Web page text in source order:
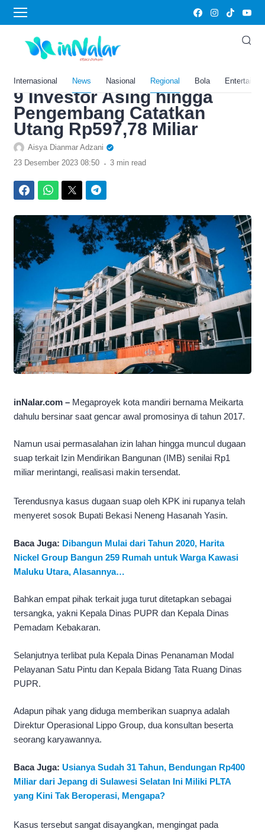
Internasional News Nasional Regional Bola
Home›News
Lippo Boncos Rp4,5 Triliun,
Megaproyek Meikarta di
Jawa Barat Ditinggal Bubar
9 Investor Asing hingga
Pengembang Catatkan
Utang Rp597,78 Miliar
Aisya Dianmar Adzani
23 Desember 2023 08:50 . 3 min read
inNalar.com – Megaproyek kota mandiri bernama Meikarta
dahulu bersinar saat gencar awal promosinya di tahun 2017.
Namun usai permasalahan izin lahan hingga muncul dugaan
suap terkait Izin Mendirikan Bangunan (IMB) senilai Rp1
miliar merintangi, realisasi makin tersendat.
Terendusnya kasus dugaan suap oleh KPK ini rupanya telah
menyeret sosok Bupati Bekasi Neneng Hasanah Yasin.
Baca Juga: Dibangun Mulai dari Tahun 2020, Harita
Nickel Group Bangun 259 Rumah untuk Warga Kawasi
Maluku Utara, Alasannya…
Bahkan empat pihak terkait juga turut ditetapkan sebagai
tersangka, yakni Kepala Dinas PUPR dan Kepala Dinas
Pemadam Kebakaran.
Selanjutnya terlibat pula Kepala Dinas Penanaman Modal
Pelayanan Satu Pintu dan Kepala Bidang Tata Ruang Dinas
PUPR.
Adapun pihak yang diduga memberikan suapnya adalah
Direktur Operasional Lippo Group, dua konsultan beserta
seorang karyawannya.
Baca Juga: Usianya Sudah 31 Tahun, Bendungan Rp400
Miliar dari Jepang di Sulawesi Selatan Ini Miliki PLTA
yang Kini Tak Beroperasi, Mengapa?
Kasus tersebut sangat disayangkan, mengingat pada